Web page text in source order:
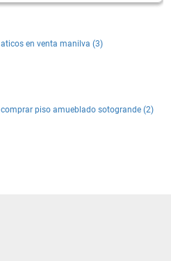
aticos en venta manilva (3)
comprar piso amueblado sotogrande (2)